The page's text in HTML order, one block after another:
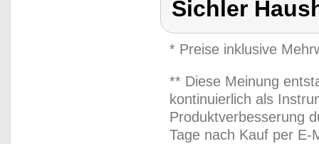
Sichler
* Preise inklusive
** Diese Meinung
kontinuierlich als
Produktverbesserung
Tage nach Kauf per E-